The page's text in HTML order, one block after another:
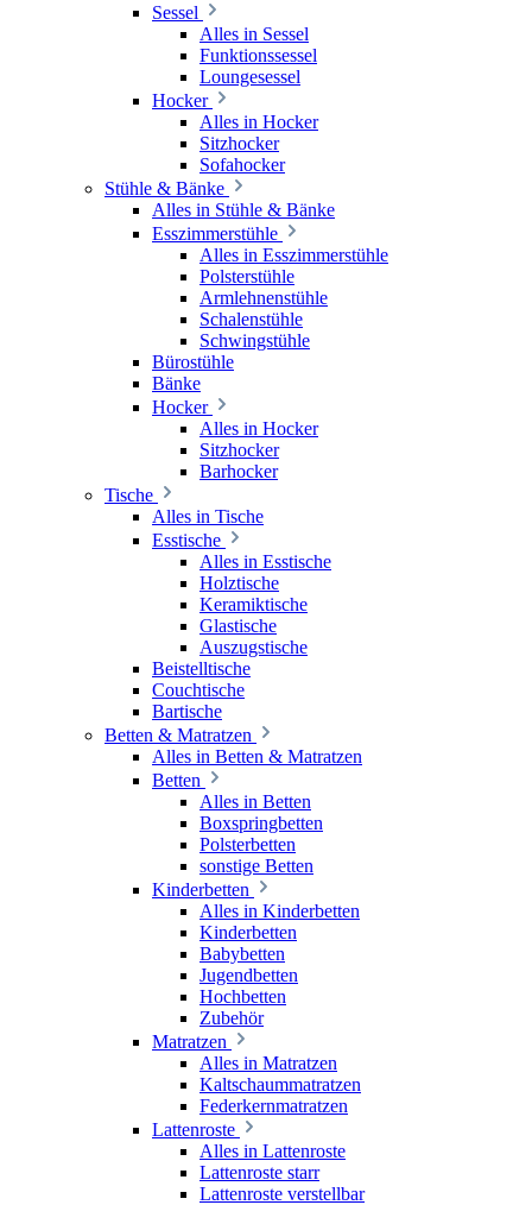
Sessel
Alles in Sessel
Funktionssessel
Loungesessel
Hocker
Alles in Hocker
Sitzhocker
Sofahocker
Stühle & Bänke
Alles in Stühle & Bänke
Esszimmerstühle
Alles in Esszimmerstühle
Polsterstühle
Armlehnenstühle
Schalenstühle
Schwingstühle
Bürostühle
Bänke
Hocker
Alles in Hocker
Sitzhocker
Barhocker
Tische
Alles in Tische
Esstische
Alles in Esstische
Holztische
Keramiktische
Glastische
Auszugstische
Beistelltische
Couchtische
Bartische
Betten & Matratzen
Alles in Betten & Matratzen
Betten
Alles in Betten
Boxspringbetten
Polsterbetten
sonstige Betten
Kinderbetten
Alles in Kinderbetten
Kinderbetten
Babybetten
Jugendbetten
Hochbetten
Zubehör
Matratzen
Alles in Matratzen
Kaltschaummatratzen
Federkernmatratzen
Lattenroste
Alles in Lattenroste
Lattenroste starr
Lattenroste verstellbar